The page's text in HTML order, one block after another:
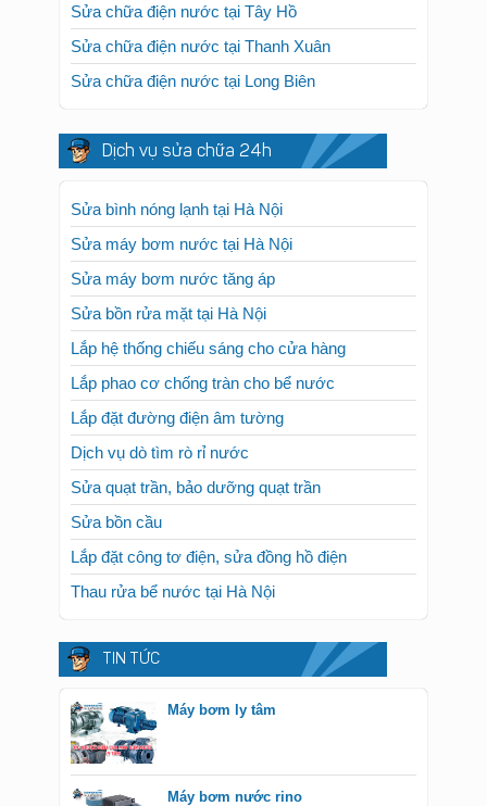
Sửa chữa điện nước tại Tây Hồ
Sửa chữa điện nước tại Thanh Xuân
Sửa chữa điện nước tại Long Biên
Dịch vụ sửa chữa 24h
Sửa bình nóng lạnh tại Hà Nội
Sửa máy bơm nước tại Hà Nội
Sửa máy bơm nước tăng áp
Sửa bồn rửa mặt tại Hà Nội
Lắp hệ thống chiếu sáng cho cửa hàng
Lắp phao cơ chống tràn cho bể nước
Lắp đặt đường điện âm tường
Dịch vụ dò tìm rò rỉ nước
Sửa quạt trần, bảo dưỡng quạt trần
Sửa bồn cầu
Lắp đặt công tơ điện, sửa đồng hồ điện
Thau rửa bể nước tại Hà Nội
TIN TỨC
Máy bơm ly tâm
Máy bơm nước rino